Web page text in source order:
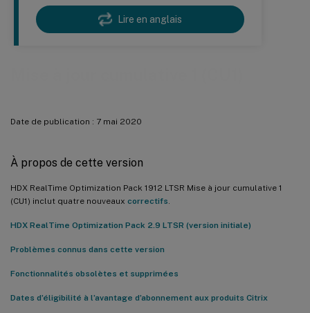
Lire en anglais
Date de publication : 7 mai 2020
À propos de cette version
HDX RealTime Optimization Pack 1912 LTSR Mise à jour cumulative 1
(CU1) inclut quatre nouveaux correctifs
HDX RealTime Optimization Pack 2.9 LTSR (version initiale)
Problèmes connus dans cette version
Fonctionnalités obsolètes et supprimées
Dates d’éligibilité à l’avantage d’abonnement aux produits Citrix